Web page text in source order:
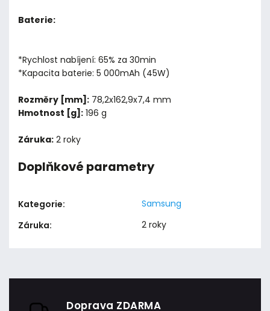
Baterie:
*Rychlost nabíjení: 65% za 30min
*Kapacita baterie: 5 000mAh (45W)
Rozměry [mm]: 78,2x162,9x7,4 mm
Hmotnost [g]: 196 g
Záruka: 2 roky
Doplňkové parametry
Kategorie:
Samsung
Záruka: 2 roky
Doprava ZDARMA